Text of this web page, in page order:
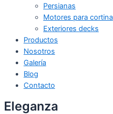
Persianas
Motores para cortina
Exteriores decks
Productos
Nosotros
Galería
Blog
Contacto
Eleganza